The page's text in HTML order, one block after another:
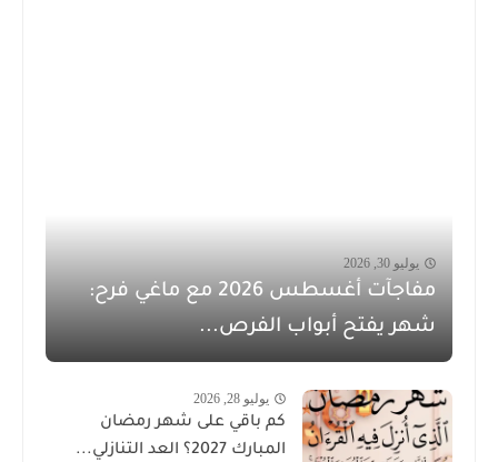
يوليو 30, 2026
مفاجآت أغسطس 2026 مع ماغي فرح:
شهر يفتح أبواب الفرص...
يوليو 28, 2026
كم باقي على شهر رمضان
المبارك 2027؟ العد التنازلي...